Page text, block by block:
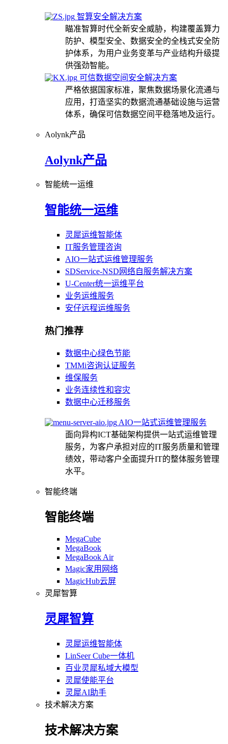
智算安全解决方案
瞄准智算时代全新安全威胁，构建覆盖算力
防护、模型安全、数据安全的全栈式安全防
护体系，为用户业务变革与产业结构升级提
供强劲智能。
可信数据空间安全解决方案
严格依据国家标准，聚焦数据场景化流通与
应用，打造坚实的数据流通基础设施与运营
体系，确保可信数据空间平稳落地及运行。
Aolynk产品
Aolynk产品
智能统一运维
智能统一运维
灵犀运维智能体
IT服务管理咨询
AIO一站式运维管理服务
SDService-NSD网络自服务解决方案
U-Center统一运维平台
业务运维服务
安仔远程运维服务
热门推荐
数据中心绿色节能
TMMi咨询认证服务
维保服务
业务连续性和容灾
数据中心迁移服务
AIO一站式运维管理服务
面向异构ICT基础架构提供一站式运维管理
服务，为客户承担对应的IT服务质量和管理
绩效，带动客户全面提升IT的整体服务管理
水平。
智能终端
智能终端
MegaCube
MegaBook
MegaBook Air
Magic家用网络
MagicHub云屏
灵犀智算
灵犀智算
灵犀运维智能体
LinSeer Cube一体机
百业灵犀私域大模型
灵犀使能平台
灵犀AI助手
技术解决方案
技术解决方案